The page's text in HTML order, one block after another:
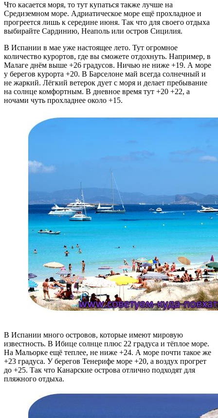
Что касается моря, то тут купаться также лучше на
Средиземном море. Адриатическое море ещё прохладное и
прогреется лишь к середине июня. Так что для своего отдыха
выбирайте Сардинию, Неаполь или остров Сицилия.
В Испании в мае уже настоящее лето. Тут огромное
количество курортов, где вы сможете отдохнуть. Например, в
Малаге днём выше +26 градусов. Ничью не ниже +19. А море
у берегов курорта +20. В Барселоне май всегда солнечный и
не жаркий. Лёгкий ветерок дует с моря и делает пребывание
на солнце комфортным. В дневное время тут +20 +22, а
ночами чуть прохладнее около +15.
В Испании много островов, которые имеют мировую
известность. В Ибице солнце плюс 22 градуса и тёплое море.
На Мальорке ещё теплее, не ниже +24. А море почти такое же
+23 градуса. У берегов Тенерифе море +20, а воздух прогрет
до +25. Так что Канарские острова отлично подходят для
пляжного отдыха.